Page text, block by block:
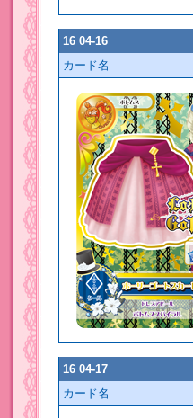
16 04-16
カード名
16 04-17
カード名